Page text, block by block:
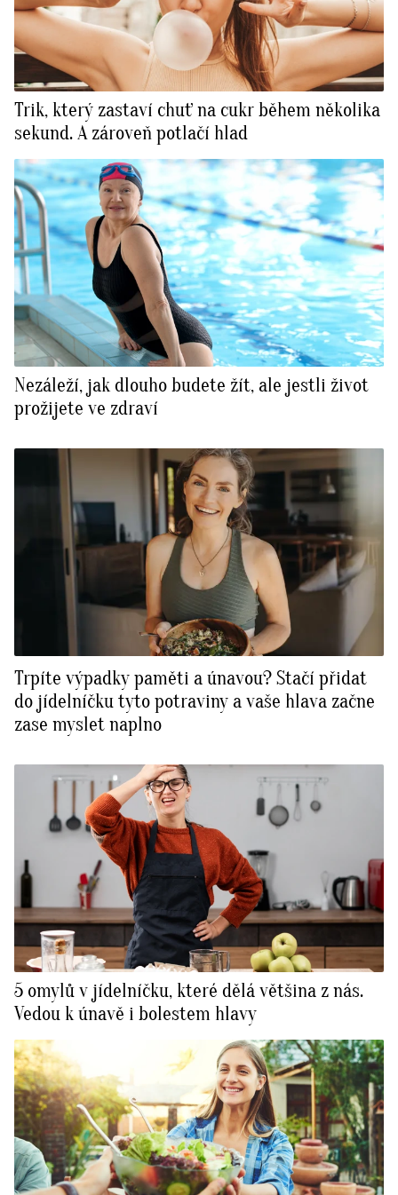
Trik, který zastaví chuť na cukr během několika
sekund. A zároveň potlačí hlad
Nezáleží, jak dlouho budete žít, ale jestli život
prožijete ve zdraví
Trpíte výpadky paměti a únavou? Stačí přidat
do jídelníčku tyto potraviny a vaše hlava začne
zase myslet naplno
5 omylů v jídelníčku, které dělá většina z nás.
Vedou k únavě i bolestem hlavy